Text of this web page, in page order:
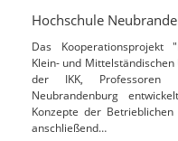
Hochschule
Das Kooperationsprojekt
Klein- und
der IKK, Professoren
Neubrandenburg
Konzepte der
anschließend…